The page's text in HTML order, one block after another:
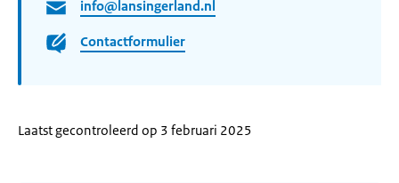
info@lansingerland.nl
Contactformulier
Laatst gecontroleerd op 3 februari 2025